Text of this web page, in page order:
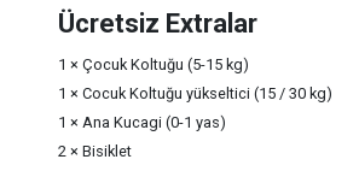
Ücretsiz Extralar
1 × Çocuk Koltuğu (5-15 kg)
1 × Cocuk Koltuğu yükseltici (15 / 30 kg)
1 × Ana Kucagi (0-1 yas)
2 × Bisiklet